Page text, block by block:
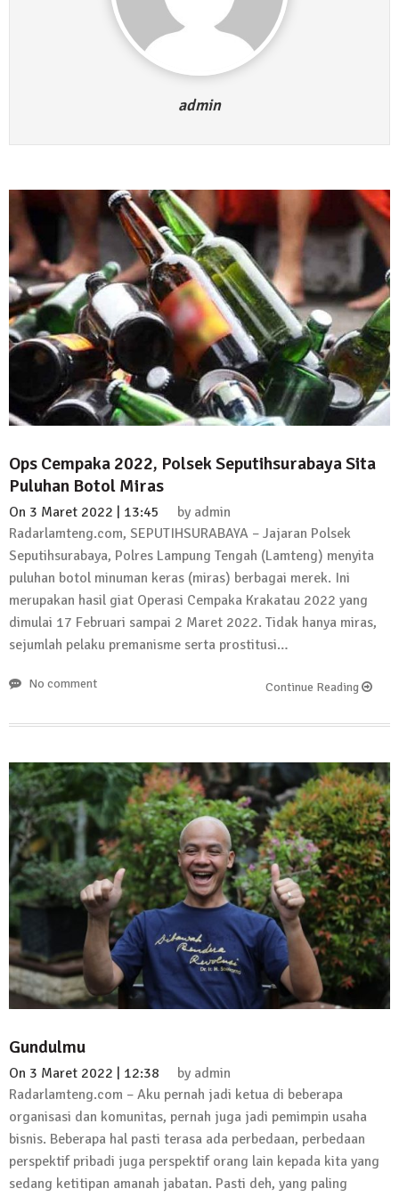
Kadus Untuk Mundur
4 September 2025 | 15:40
20 Agustus 2025 | 14:43
Rumbia, Pelaku Ditangkap di Lamtim
26 Juli 2025 | 10:33
News Flash
Kejari Geledah Kantor Disporapar
Lamteng Terkait Dugaan Korupsi Dana
Hibah Koni
16 Oktober 2024 | 05:27
News Flash
Berikut Jadwal Debat Kandidat Cabup-
Cawabup Lampung Tengah
13 Oktober 2024 | 12:22
Jumat Berkah SMSI Tulang Bawang
Sasar Sejumlah Warga Kurang Mampu
12 Juli 2024 | 15:15
News Flash
Dengan Semangat Muda, Ida Bagus
Wisnu Pujana Mengambil Berkas
Penjaringan Balonkada di DPC PDI P
Lamtim
1 Mei 2024 | 12:10
Melalui Dumas, Ketua SMSI Waykanan
Dialaminya ke Propam Polda Lampung
News Flash
Anggota MPR-RI I Komang Koheri
Kembali Laksanakan Sosialisasi 4 Pilar
Kebangsaan, Kali Ini Digelar di Tubaba
2 Februari 2024 | 11:48
admin
Ops Cempaka 2022, Polsek Seputihsurabaya Sita
Puluhan Botol Miras
On 3 Maret 2022 | 13:45 by admin
Radarlamteng.com, SEPUTIHSURABAYA – Jajaran Polsek
Seputihsurabaya, Polres Lampung Tengah (Lamteng) menyita
puluhan botol minuman keras (miras) berbagai merek. Ini
merupakan hasil giat Operasi Cempaka Krakatau 2022 yang
dimulai 17 Februari sampai 2 Maret 2022. Tidak hanya miras,
sejumlah pelaku premanisme serta prostitusi…
No comment Continue Reading
Gundulmu
On 3 Maret 2022 | 12:38 by admin
Radarlamteng.com – Aku pernah jadi ketua di beberapa
organisasi dan komunitas, pernah juga jadi pemimpin usaha
bisnis. Beberapa hal pasti terasa ada perbedaan, perbedaan
perspektif pribadi juga perspektif orang lain kepada kita yang
sedang ketitipan amanah jabatan. Pasti deh, yang paling